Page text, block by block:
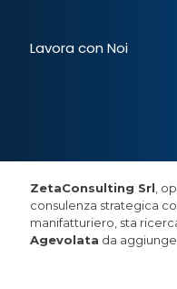
Lavora con Noi
ZetaConsulting Srl,
consulenza strategica
manifatturiero, sta
Agevolata da